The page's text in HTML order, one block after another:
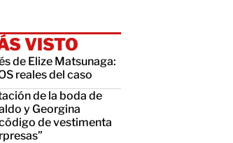
VISTO
de Elize Matsunaga:
reales del caso
de la boda de
y Georgina
de vestimenta